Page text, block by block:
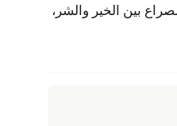
بين الخير والشر،